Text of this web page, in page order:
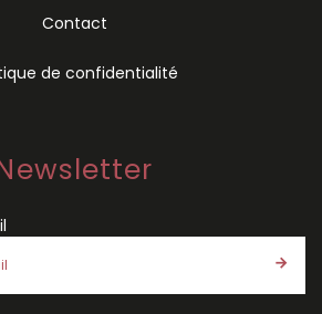
Contact
de confidentialité